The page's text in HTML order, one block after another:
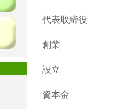
代表取締
創業 昭
設立 昭
資本金